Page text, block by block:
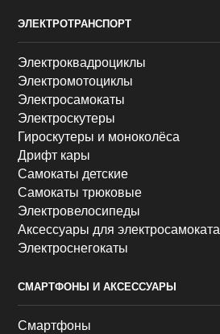
ЭЛЕКТРОТРАНСПОРТ
Электроквадроциклы
Электромотоциклы
Электросамокаты
Электроскутеры
Гироскутеры и моноколёса
Дрифт кары
Самокаты детские
Самокаты трюковые
Электровелосипеды
Аксессуары для электросамоката
Электроснегокаты
СМАРТФОНЫ И АКСЕССУАРЫ
Смартфоны